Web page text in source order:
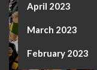
April 2023
March 2023
February 2023